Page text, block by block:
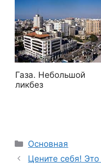
Газа. Небольшой
ликбез
Рубрики
Основная
Цените себя!